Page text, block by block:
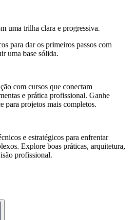
uma trilha clara e progressiva.
para dar os primeiros passos com
uma base sólida.
com cursos que conectam
e prática profissional. Ganhe
para projetos mais completos.
e estratégicos para enfrentar
Explore boas práticas, arquitetura,
profissional.